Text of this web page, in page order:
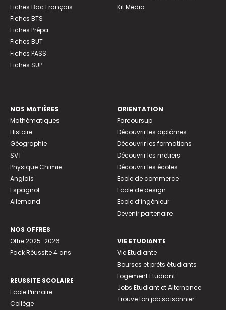
Fiches Bac Français
Fiches BTS
Fiches Prépa
Fiches BUT
Fiches PASS
Fiches SUP
Kit Média
NOS MATIÈRES
Mathématiques
Histoire
Géographie
SVT
Physique Chimie
Anglais
Espagnol
Allemand
NOS OFFRES
Offre 2025-2026
Pack Réussite 4 ans
REUSSITE SCOLAIRE
Ecole Primaire
Collège
ORIENTATION
Parcoursup
Découvrir les diplômes
Découvrir les formations
Découvrir les métiers
Découvrir les écoles
Ecole de commerce
Ecole de design
Ecole d’ingénieur
Devenir partenaire
VIE ETUDIANTE
Vie Etudiante
Bourses et prêts étudiants
Logement Etudiant
Jobs Etudiant et Alternance
Trouve ton job saisonnier